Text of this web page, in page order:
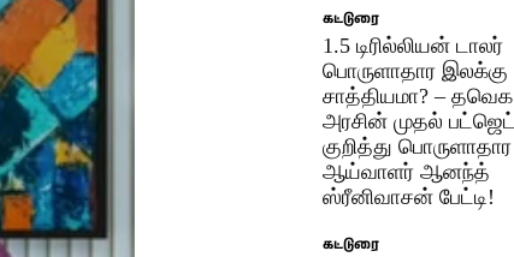
கட்டுரை
1.5 டிரில்லியன் டாலர்
பொருளாதார இலக்கு
சாத்தியமா? – தவெக
அரசின் முதல் பட்ஜெட்
குறித்து பொருளாதார
ஆய்வாளர் ஆனந்த்
ஸ்ரீனிவாசன் பேட்டி!
கட்டுரை